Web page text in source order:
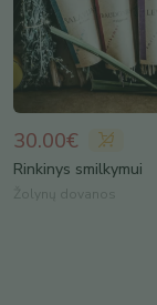
30.00€
Rinkinys smilkymui
Žolynų dovanos